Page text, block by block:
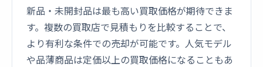
新品・未開封品は最も高い買取価格が期待できま
す。複数の買取店で見積もりを比較することで、
より有利な条件での売却が可能です。人気モデル
や品薄商品は定価以上の買取価格になることもあ